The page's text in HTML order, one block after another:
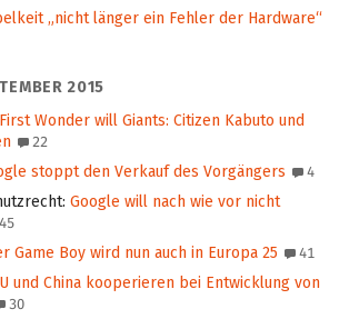
„nicht länger ein Fehler der Hardware“
2015
First Wonder will Giants: Citizen Kabuto und
22
stoppt den Verkauf des Vorgängers 4
: Google will nach wie vor nicht
45
Game Boy wird nun auch in Europa 25 41
und China kooperieren bei Entwicklung von
30